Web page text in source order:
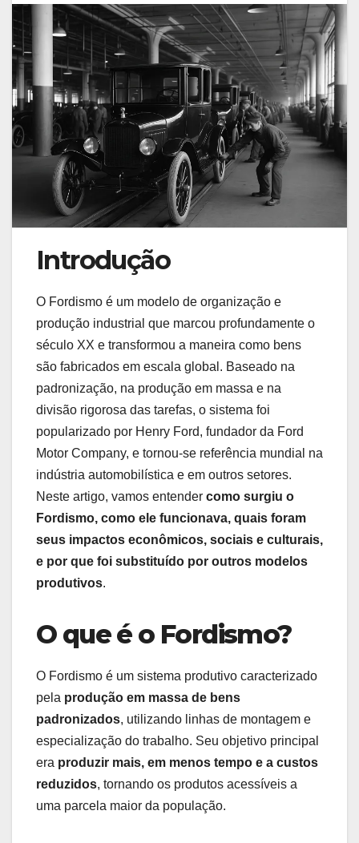
Introdução
O Fordismo é um modelo de organização e
produção industrial que marcou profundamente o
século XX e transformou a maneira como bens
são fabricados em escala global. Baseado na
padronização, na produção em massa e na
divisão rigorosa das tarefas, o sistema foi
popularizado por Henry Ford, fundador da Ford
Motor Company, e tornou-se referência mundial na
indústria automobilística e em outros setores.
Neste artigo, vamos entender como surgiu o
Fordismo, como ele funcionava, quais foram
seus impactos econômicos, sociais e culturais,
e por que foi substituído por outros modelos
produtivos.
O que é o Fordismo?
O Fordismo é um sistema produtivo caracterizado
pela produção em massa de bens
padronizados, utilizando linhas de montagem e
especialização do trabalho. Seu objetivo principal
era produzir mais, em menos tempo e a custos
reduzidos, tornando os produtos acessíveis a
uma parcela maior da população.